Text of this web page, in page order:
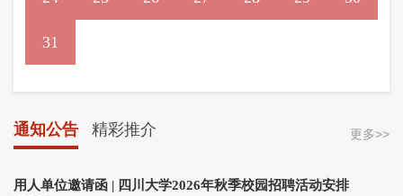
31
通知公告 精彩推介 更多>>
用人单位邀请函 | 四川大学2026年秋季校园招聘活动安排